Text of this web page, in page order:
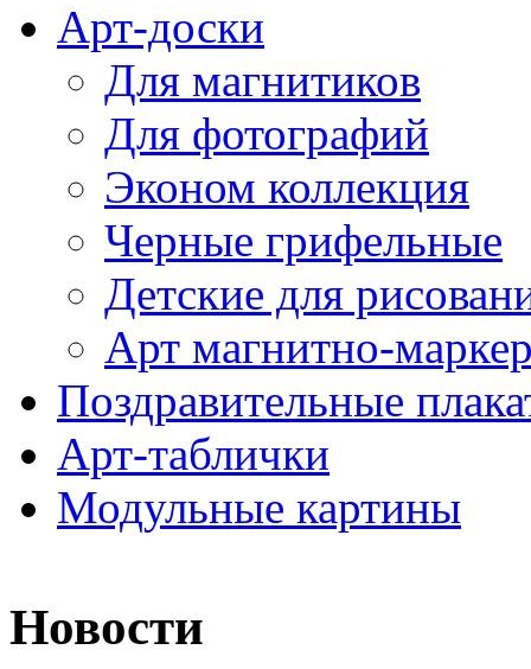
Арт-доски
Для магнитиков
Для фотографий
Эконом коллекция
Черные грифельные
Детские для
Арт магнитно-
Поздравительные
Арт-таблички
Модульные картины
Новости